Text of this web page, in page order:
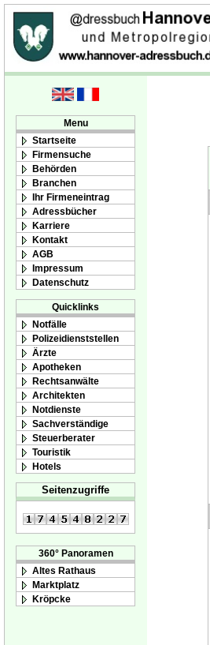
Menu
Startseite
Firmensuche
Behörden
Branchen
Ihr Firmeneintrag
Adressbücher
Karriere
Kontakt
AGB
Impressum
Datenschutz
Quicklinks
Notfälle
Polizeidienststellen
Ärzte
Apotheken
Rechtsanwälte
Architekten
Notdienste
Sachverständige
Steuerberater
Touristik
Hotels
Seitenzugriffe
360° Panoramen
Altes Rathaus
Marktplatz
Kröpcke